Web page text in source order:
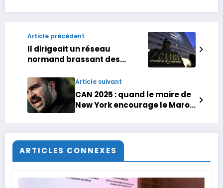
Article précédent
Il dirigeait un réseau
normand brassant des
les enquêteurs ont fait
tomber ce baron de la drogue
Article suivant
CAN 2025 : quand le maire de
New York encourage le Maroc
ARTICLES CONNEXES